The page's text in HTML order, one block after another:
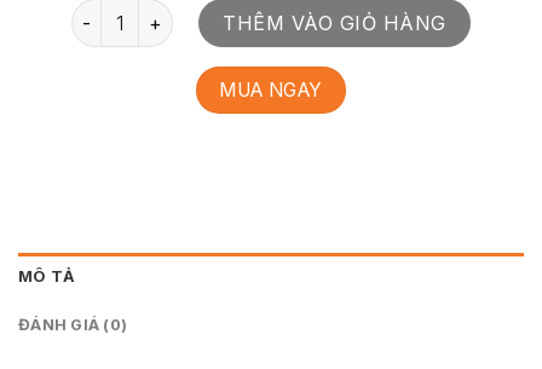
Thanh Lam Gỗ Nhựa 1 Da Lõi Thép Southwood Cao
THÊM VÀO GIỎ HÀNG
MUA NGAY
MÔ TẢ
ĐÁNH GIÁ (0)